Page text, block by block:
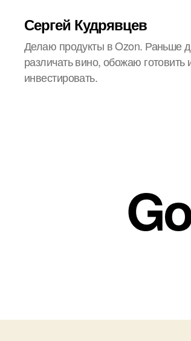
Сергей Кудрявцев
Делаю продукты в Ozon. Раньше
различать вино, обожаю
инвестировать.